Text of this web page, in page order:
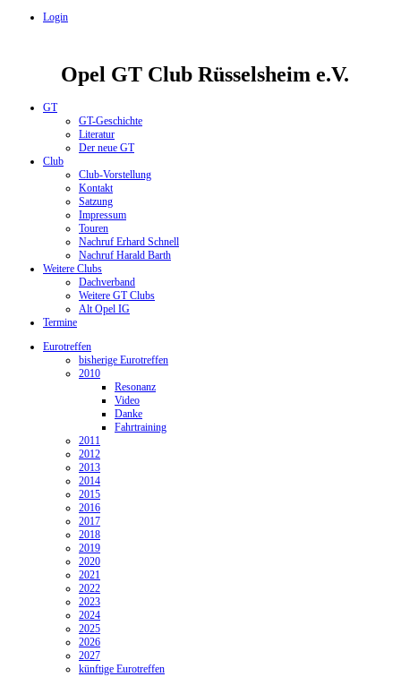
Login
Opel GT Club Rüsselsheim e.V.
GT
GT-Geschichte
Literatur
Der neue GT
Club
Club-Vorstellung
Kontakt
Satzung
Impressum
Touren
Nachruf Erhard Schnell
Nachruf Harald Barth
Weitere Clubs
Dachverband
Weitere GT Clubs
Alt Opel IG
Termine
Eurotreffen
bisherige Eurotreffen
2010
Resonanz
Video
Danke
Fahrtraining
2011
2012
2013
2014
2015
2016
2017
2018
2019
2020
2021
2022
2023
2024
2025
2026
2027
künftige Eurotreffen